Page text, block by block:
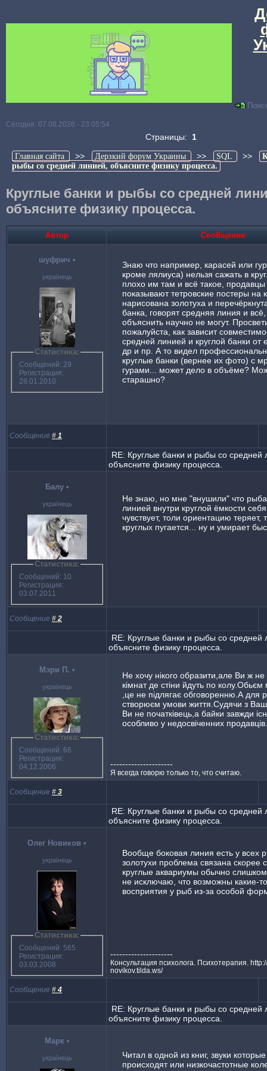
Сегодня: 07.08.2026 - 23:05:54
Страницы: 1
Главная сайта >> Дерзкий форум Украины >> SQL >>
рыбы со средней линией, объясните физику процесса.
Круглые банки и рыбы со средней
объясните физику процесса.
Автор Сообщение
шуфрич •
українець
Статистика:
Сообщений: 29
Регистрация:
28.01.2010
Знаю что например, карасей или
кроме лялиуса) нельзя сажать в
плохо им там и всё такое, продавцы
показывают тетровские постеры на
нарисована золотуха и
банка, говорят средняя линия и
объяснить научно не могут.
пожалуйста, как зависит
средней линией и круглой банки от
др и пр. А то видел
круглые банки (вернее их фото) с
гурами... может дело в объёме?
старашно?
Сообщение # 1
RE: Круглые банки и рыбы со средней
объясните физику процесса.
Балу •
українець
Статистика:
Сообщений: 10
Регистрация:
03.07.2011
Не знаю, но мне "внушили" что
линией внутри круглой ёмкости
чувствует, толи ориентацию теряет,
круглых пугается... ну и умирает
Сообщение # 2
RE: Круглые банки и рыбы со средней
объясните физику процесса.
Мэри П. •
українець
Статистика:
Сообщений: 66
Регистрация:
04.12.2006
Не хочу нікого образити,але Ви ж не
кімнат де стіни йдуть по
,це не підлягає обговоренню.А для
створюєм умови життя.Судячи з
Ви не початківець,а байки завжди
особливо у недосвіченних продавців.
---------------------
Я всегда говорю только то, что считаю.
Сообщение # 3
RE: Круглые банки и рыбы со средней
объясните физику процесса.
Олег Новиков •
українець
Статистика:
Сообщений: 565
Регистрация:
03.03.2008
Вообще боковая линия есть у всех
золотухи проблема связана скорее
круглые аквариумы обычно
не исключаю, что возможны какие-
восприятия у рыб из-за особой
---------------------
Консультация психолога. Психотерапия.
novikov.tilda.ws/
Сообщение # 4
RE: Круглые банки и рыбы со средней
объясните физику процесса.
Марк •
українець
Читал в одной из книг, звуки
происходят или низкочастотные